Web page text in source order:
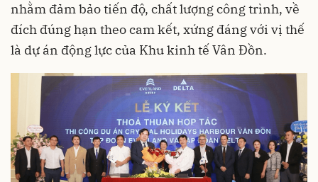
nhằm đảm bảo tiến độ, chất lượng công trình, về
đích đúng hạn theo cam kết, xứng đáng với vị thế
là dự án động lực của Khu kinh tế Vân Đồn.